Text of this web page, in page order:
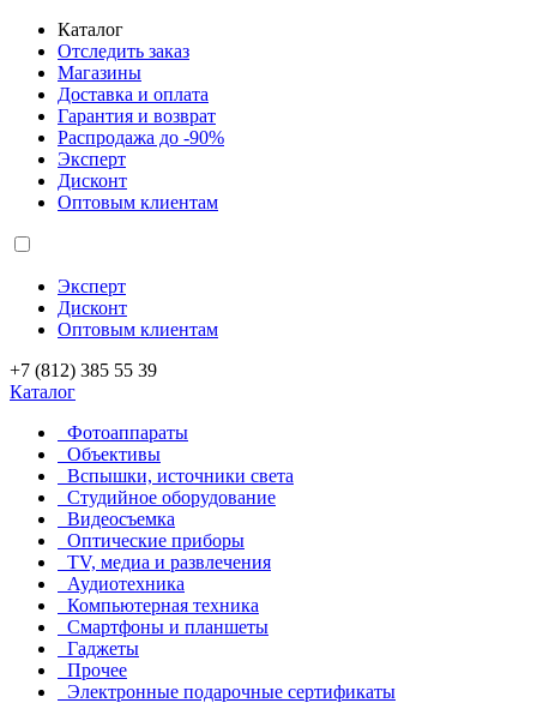
Каталог
Отследить заказ
Магазины
Доставка и оплата
Гарантия и возврат
Распродажа до -90%
Эксперт
Дисконт
Оптовым клиентам
Эксперт
Дисконт
Оптовым клиентам
+7 (812) 385 55 39
Каталог
Фотоаппараты
Объективы
Вспышки, источники света
Студийное оборудование
Видеосъемка
Оптические приборы
TV, медиа и развлечения
Аудиотехника
Компьютерная техника
Смартфоны и планшеты
Гаджеты
Прочее
Электронные подарочные сертификаты